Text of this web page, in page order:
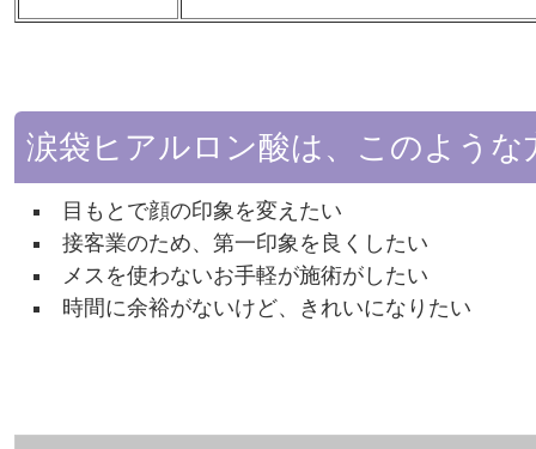
涙袋ヒアルロン酸は、このよう
目もとで顔の印象を変えたい
接客業のため、第一印象を良くしたい
メスを使わないお手軽が施術がしたい
時間に余裕がないけど、きれいになりたい